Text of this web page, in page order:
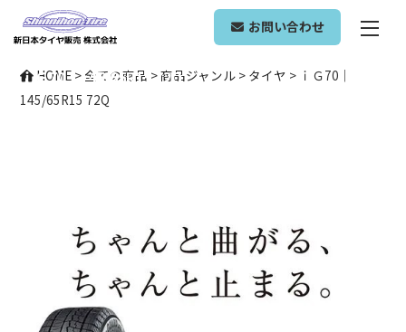
お問い合わせ
ONLINE SHOP
ｉＧ70｜145/65R15 72Q
HOME > 全ての商品 >商品ジャンル > タイヤ > ｉＧ70｜
145/65R15 72Q